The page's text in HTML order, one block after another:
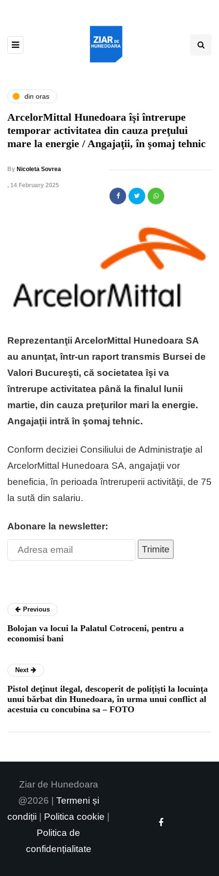
din oras
ArcelorMittal Hunedoara îşi întrerupe
temporar activitatea din cauza preţului
mare la energie / Angajaţii, în şomaj tehnic
By Nicoleta Sovrea
, 14 February 2025
Reprezentanţii ArcelorMittal Hunedoara SA
au anunţat, într-un raport transmis Bursei de
Valori Bucureşti, că societatea îşi va
întrerupe activitatea până la finalul lunii
martie, din cauza preţurilor mari la energie.
Angajaţii intră în şomaj tehnic.
Conform deciziei Consiliului de Administraţie al
ArcelorMittal Hunedoara SA, angajaţii vor
beneficia, în perioada întreruperii activităţii, de 75
la sută din salariu.
Abonare la newsletter:
Trimite
Previous
Bolojan va locui la Palatul Cotroceni, pentru a
economisi bani
Next
Pistol deţinut ilegal, descoperit de poliţişti la locuinţa
unui bărbat din Hunedoara, în urma unui conflict al
acestuia cu concubina sa – FOTO
Ziar de Hunedoara
@2026 | Termeni și
condiții
Politica cookie
Politica de
confidențialitate